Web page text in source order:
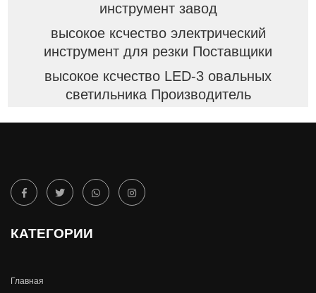
инструмент завод
высокое ксчество электрический
инструмент для резки Поставщики
высокое ксчество LED-3 овальных
светильника Производитель
КАТЕГОРИИ
Главная